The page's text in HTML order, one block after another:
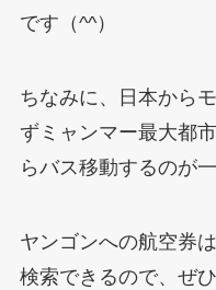
です（^^）
ちなみに、日本から
ずミャンマー最大都
らバス移動するのが
ヤンゴンへの航空券は
検索できるので、ぜ